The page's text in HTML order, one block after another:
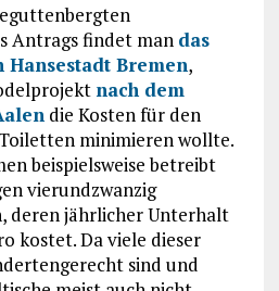
Antrags findet man das
Bremen,
nach dem
die Kosten für den
minimieren wollte.
beispielsweise betreibt
vierundzwanzig
deren jährlicher Unterhalt
kostet. Da viele dieser
sind und